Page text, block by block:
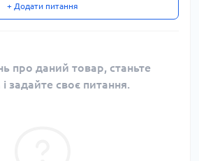
+ Додати питання
про даний товар, станьте
задайте своє питання.